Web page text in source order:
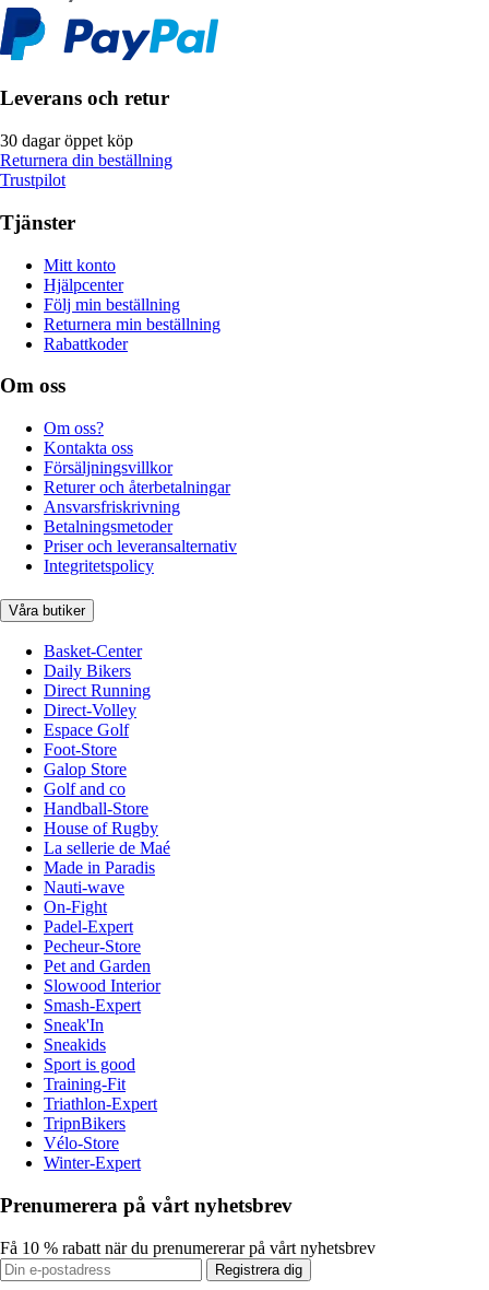
Leverans och retur
30 dagar öppet köp
Returnera din beställning
Trustpilot
Tjänster
Mitt konto
Hjälpcenter
Följ min beställning
Returnera min beställning
Rabattkoder
Om oss
Om oss?
Kontakta oss
Försäljningsvillkor
Returer och återbetalningar
Ansvarsfriskrivning
Betalningsmetoder
Priser och leveransalternativ
Integritetspolicy
Våra butiker
Basket-Center
Daily Bikers
Direct Running
Direct-Volley
Espace Golf
Foot-Store
Galop Store
Golf and co
Handball-Store
House of Rugby
La sellerie de Maé
Made in Paradis
Nauti-wave
On-Fight
Padel-Expert
Pecheur-Store
Pet and Garden
Slowood Interior
Smash-Expert
Sneak'In
Sneakids
Sport is good
Training-Fit
Triathlon-Expert
TripnBikers
Vélo-Store
Winter-Expert
Prenumerera på vårt nyhetsbrev
Få 10 % rabatt när du prenumererar på vårt nyhetsbrev
Registrera dig